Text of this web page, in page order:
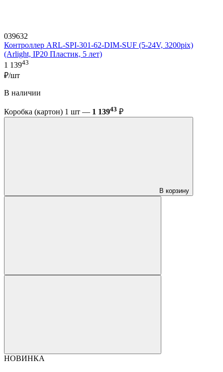
039632
Контроллер ARL-SPI-301-62-DIM-SUF (5-24V, 3200pix)
(Arlight, IP20 Пластик, 5 лет)
1 13943
₽/шт
В наличии
Коробка (картон) 1 шт — 1 13943 ₽
В корзину
НОВИНКА